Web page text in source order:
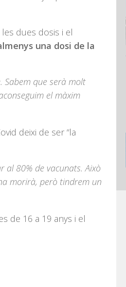
dues dosis i el
una dosi de la
Sabem que serà molt
el màxim
deixi de ser “la
80% de vacunats. Això
morirà, però tindrem un
de 16 a 19 anys i el